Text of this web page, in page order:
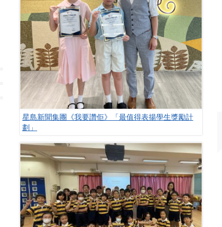
星島新聞集團《我要讚佢》「最值得表揚學生獎勵計
劃」